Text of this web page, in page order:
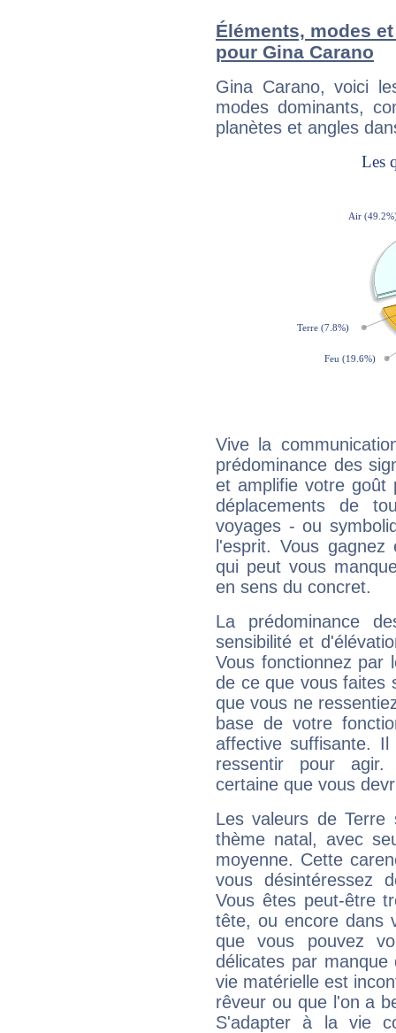
Éléments, modes
pour Gina Carano
Gina Carano, voici
modes dominants,
planètes et angles
Vive la
prédominance des
et amplifie votre goût
déplacements de
voyages - ou
l'esprit. Vous
qui peut vous
en sens du concret.
La prédominance
sensibilité et
Vous fonctionnez
de ce que vous faites
que vous ne
base de votre
affective suffisante.
ressentir pour agir.
certaine que vous
Les valeurs de Terre
thème natal, avec
moyenne. Cette
vous désintéressez
Vous êtes peut-être
tête, ou encore dans
que vous pouvez
délicates par
vie matérielle est
rêveur ou que l'on a
S'adapter à la vie